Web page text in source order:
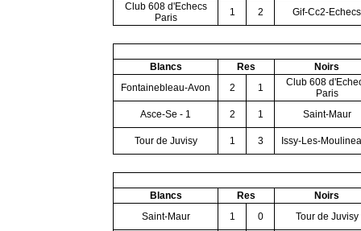
Club 608 d'Echecs
Paris
1 2 Gif-Cc2-Echecs
Blancs Res
Noirs
Fontainebleau-Avon
2 1
Club 608
Paris
Asce-Se - 1
2 1 Saint-Maur
Tour de Juvisy 1 3 Issy-Les-
Blancs Res
Noirs
Saint-Maur
1 0
Tour de Juvisy